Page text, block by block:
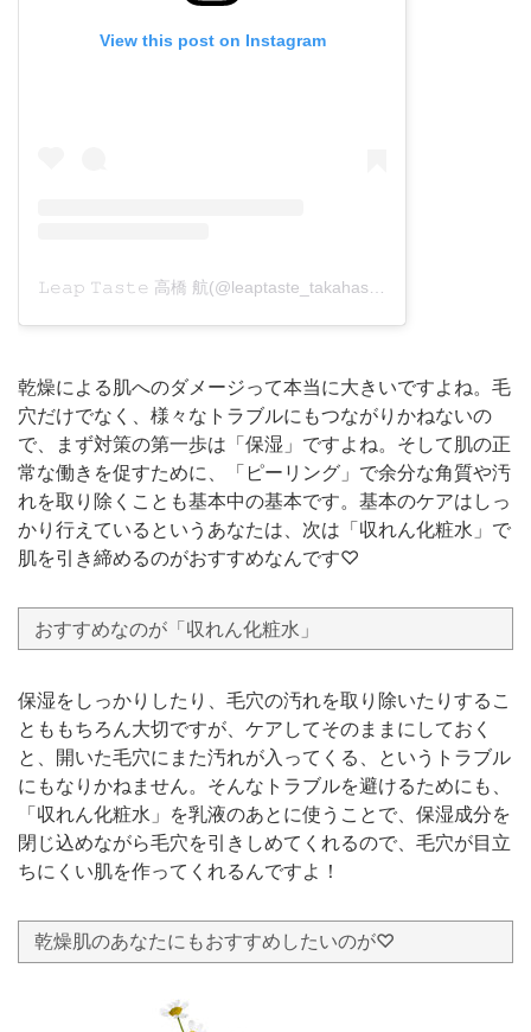
View this post on Instagram
𝙻𝚎𝚊𝚙 𝚃𝚊𝚜𝚝𝚎 高橋 航(@leaptaste_takahasi)がシェアした投稿
乾燥による肌へのダメージって本当に大きいですよね。毛
穴だけでなく、様々なトラブルにもつながりかねないの
で、まず対策の第一歩は「保湿」ですよね。そして肌の正
常な働きを促すために、「ピーリング」で余分な角質や汚
れを取り除くことも基本中の基本です。基本のケアはしっ
かり行えているというあなたは、次は「収れん化粧水」で
肌を引き締めるのがおすすめなんです♡
おすすめなのが「収れん化粧水」
保湿をしっかりしたり、毛穴の汚れを取り除いたりするこ
とももちろん大切ですが、ケアしてそのままにしておく
と、開いた毛穴にまた汚れが入ってくる、というトラブル
にもなりかねません。そんなトラブルを避けるためにも、
「収れん化粧水」を乳液のあとに使うことで、保湿成分を
閉じ込めながら毛穴を引きしめてくれるので、毛穴が目立
ちにくい肌を作ってくれるんですよ！
乾燥肌のあなたにもおすすめしたいのが♡